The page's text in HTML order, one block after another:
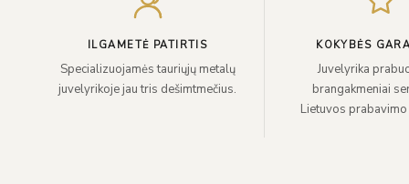
ILGAMETĖ PATIRTIS
Specializuojamės tauriųjų metalų
juvelyrikoje jau tris dešimtmečius.
KOKYBĖS
Juvelyrika
brangakmeniai
Lietuvos